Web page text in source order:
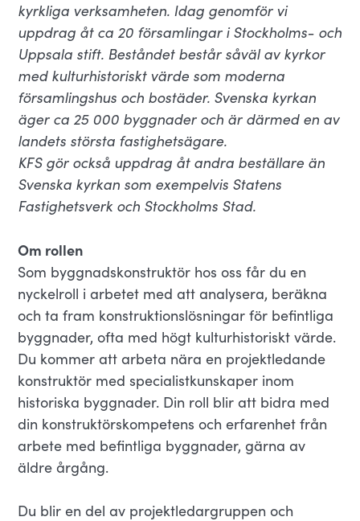
kyrkliga verksamheten. Idag genomför vi
uppdrag åt ca 20 församlingar i Stockholms- och
Uppsala stift. Beståndet består såväl av kyrkor
med kulturhistoriskt värde som moderna
församlingshus och bostäder. Svenska kyrkan
äger ca 25 000 byggnader och är därmed en av
landets största fastighetsägare.
KFS gör också uppdrag åt andra beställare än
Svenska kyrkan som exempelvis Statens
Fastighetsverk och Stockholms Stad.
Om rollen
Som byggnadskonstruktör hos oss får du en
nyckelroll i arbetet med att analysera, beräkna
och ta fram konstruktionslösningar för befintliga
byggnader, ofta med högt kulturhistoriskt värde.
Du kommer att arbeta nära en projektledande
konstruktör med specialistkunskaper inom
historiska byggnader. Din roll blir att bidra med
din konstruktörskompetens och erfarenhet från
arbete med befintliga byggnader, gärna av
äldre årgång.
Du blir en del av projektledargruppen och